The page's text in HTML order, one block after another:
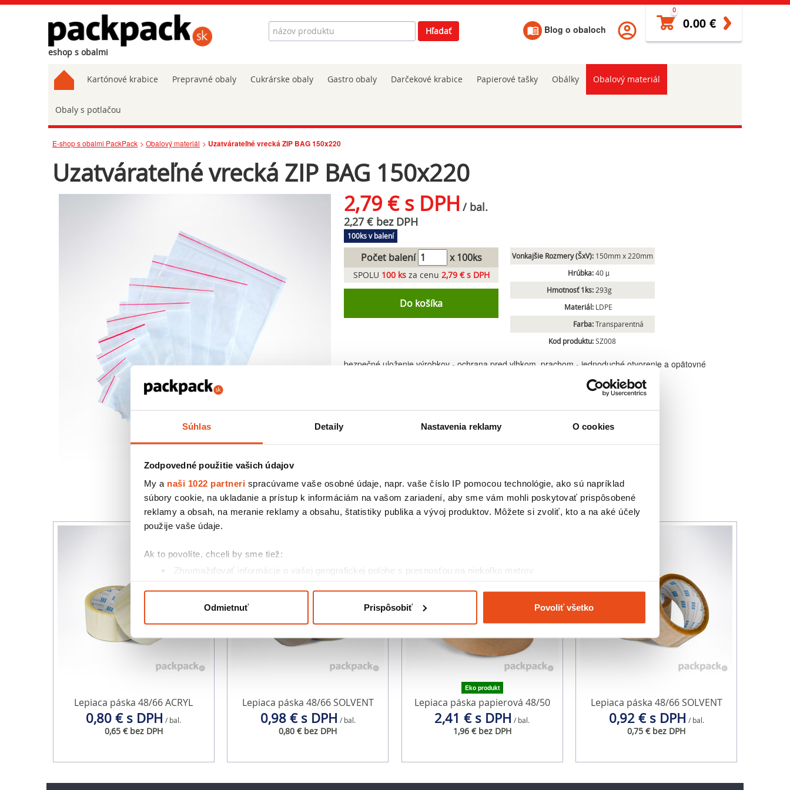
Súhlas Detaily Nastavenia reklamy O cookies
Zodpovedné použitie vašich údajov
My a naši 1022 partneri spracúvame vaše osobné údaje, napr. vaše číslo IP pomocou technológie, ako sú napríklad
súbory cookie, na ukladanie a prístup k informáciám na vašom zariadení, aby sme vám mohli poskytovať prispôsobené
reklamy a obsah, na meranie reklamy a obsahu, štatistiky publika a vývoj produktov. Môžete si zvoliť, kto a na aké účely
použije vaše údaje.
Ak to povolíte, chceli by sme tiež:
Zhromažďovať informácie o vašej geografickej polohe s presnosťou na niekoľko metrov
kedykoľvek zmeniť alebo odvolať cez Vyhlásenie o používaní súborov cookie.
Na prispôsobenie obsahu a reklám, poskytovanie funkcií sociálnych médií a analýzu návštevnosti používame súbory
cookie. Informácie o tom, ako používate naše webové stránky, poskytujeme aj našim partnerom v oblasti sociálnych
médií, inzercie a analýzy. Títo partneri môžu príslušné informácie skombinovať s ďalšími údajmi, ktoré ste im poskytli
Odmietnuť Prispôsobiť Povoliť všetko
eshop s obalmi
Hľadať Hľadať Blog o obaloch
0
0.00 €
Kartónové krabice Prepravné obaly Cukrárske obaly Gastro obaly Darčekové krabice Papierové tašky Obálky Obalový materiál
Obaly s potlačou
E-shop s obalmi PackPack Obalový materiál Uzatvárateľné vrecká ZIP BAG 150x220
Uzatvárateľné vrecká ZIP BAG 150x220
2,79 € s DPH / bal.
2,27 € bez DPH
100ks v balení
Počet balení x 100ks
SPOLU 100ksza cenu 2,79 € s DPH
Do košíka
Vonkajšie Rozmery (ŠxV): 150mm x 220mm
Hrúbka: 40 µ
Hmotnosť 1ks: 293g
Materiál: LDPE
Farba: Transparentná
Kod produktu: SZ008
bezpečné uloženie výrobkov - ochrana pred vlhkom, prachom - jednoduché otvorenie a opätovné
Podobné produkty
Lepiaca páska 48/66 ACRYL
0,80 € s DPH / bal.
0,65 € bez DPH
Lepiaca páska 48/66 SOLVENT
0,98 € s DPH / bal.
0,80 € bez DPH
Eko produkt
Lepiaca páska papierová 48/50
2,41 € s DPH / bal.
1,96 € bez DPH
Lepiaca páska 48/66 SOLVENT
0,92 € s DPH / bal.
0,75 € bez DPH